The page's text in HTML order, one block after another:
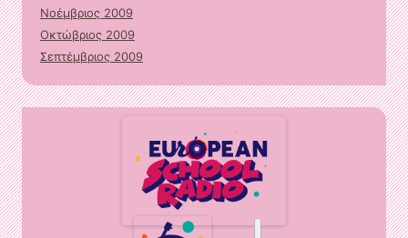
Νοέμβριος 2009
Οκτώβριος 2009
Σεπτέμβριος 2009